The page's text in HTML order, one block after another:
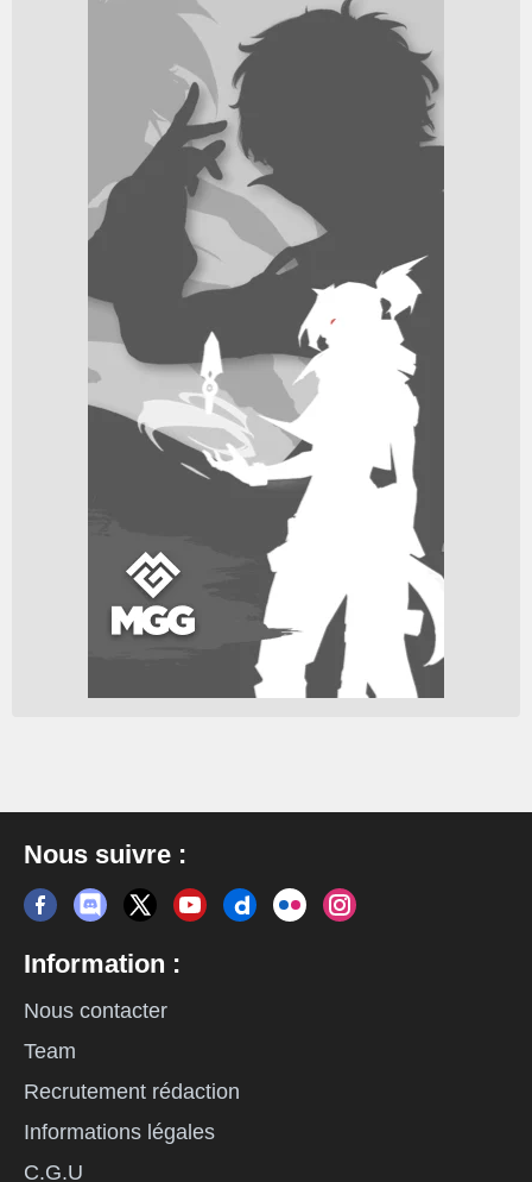
Nous suivre :
Information :
Nous contacter
Team
Recrutement rédaction
Informations légales
C.G.U